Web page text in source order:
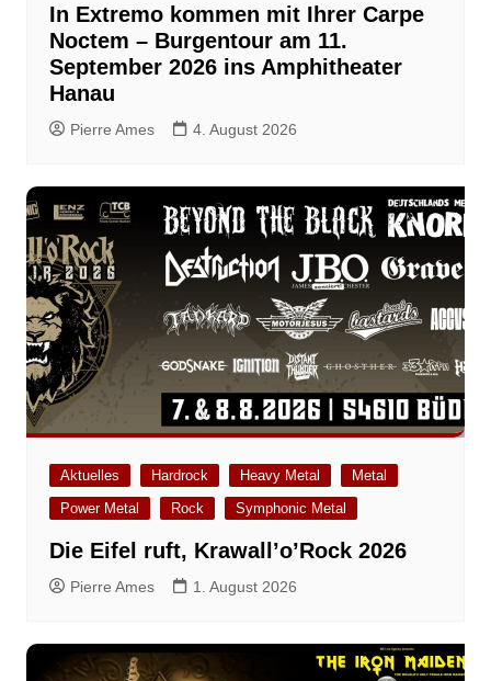
In Extremo kommen mit Ihrer Carpe
Noctem – Burgentour am 11.
September 2026 ins Amphitheater
Hanau
Pierre Ames 4. August 2026
Aktuelles Hardrock Heavy Metal
Metal
Power Metal
Rock Symphonic Metal
Die Eifel ruft, Krawall’o’Rock 2026
Pierre Ames 1. August 2026